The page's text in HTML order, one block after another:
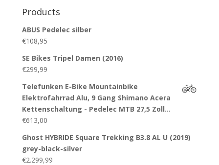
Products
ABUS Pedelec silber
€108,95
SE Bikes Tripel Damen (2016)
€299,99
Telefunken E-Bike Mountainbike
Elektrofahrrad Alu, 9 Gang Shimano Acera
Kettenschaltung - Pedelec MTB 27,5 Zoll…
€613,00
Ghost HYBRIDE Square Trekking B3.8 AL U (2019)
grey-black-silver
€2.299,99